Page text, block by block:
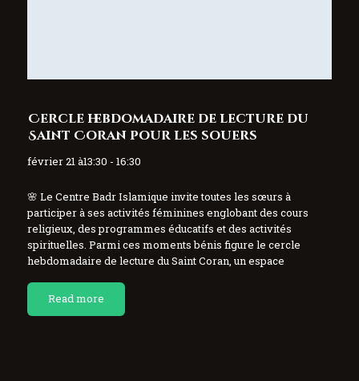
Cercle hebdomadaire de lecture du
Saint Coran pour les souers
février 21 à13:30 - 16:30
🌸 Le Centre Badr Islamique invite toutes les sœurs à
participer à ses activités féminines englobant des cours
religieux, des programmes éducatifs et des activités
spirituelles. Parmi ces moments bénis figure le cercle
hebdomadaire de lecture du Saint Coran, un espace
Read more